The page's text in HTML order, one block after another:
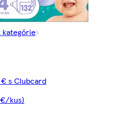
kategórie
€ s Clubcard
kus)